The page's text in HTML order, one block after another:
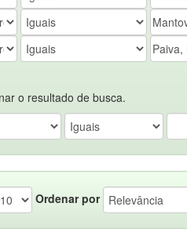
o resultado de busca.
Ordenar por